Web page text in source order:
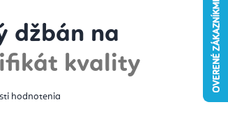
džbán na
kvality
hodnotenia